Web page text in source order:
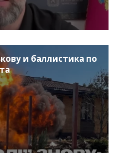
и баллистика по